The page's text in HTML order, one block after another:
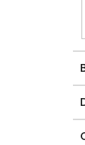
A
N